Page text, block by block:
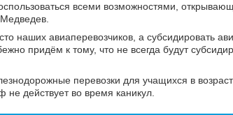
всеми возможностями,
авиаперевозчиков, а субсидировать
придём к тому, что не всегда будут
перевозки для учащихся в
действует во время каникул.